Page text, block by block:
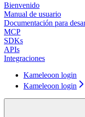
Bienvenido
Manual de usuario
Documentación para
MCP
SDKs
APIs
Integraciones
Kameleoon login
Kameleoon login